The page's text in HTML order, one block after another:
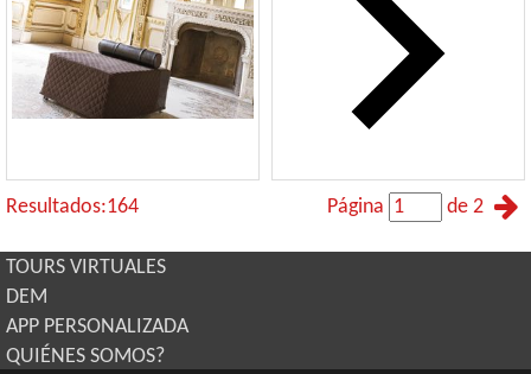
Resultados:164 Página de 2
TOURS VIRTUALES
DEM
APP PERSONALIZADA
QUIÉNES SOMOS?